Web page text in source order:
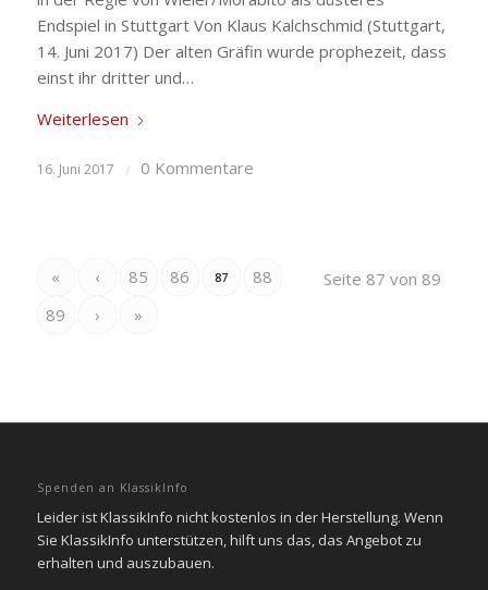
Endspiel in Stuttgart Von Klaus Kalchschmid (Stuttgart,
14. Juni 2017) Der alten Gräfin wurde prophezeit, dass
einst ihr dritter und…
Weiterlesen
16. Juni 2017 / 0 Kommentare
Seite 87 von 89
« ‹ 85 86 87
88
89
› »
Spenden an KlassikInfo
Leider ist KlassikInfo nicht kostenlos in der Herstellung. Wenn
Sie KlassikInfo unterstützen, hilft uns das, das Angebot zu
erhalten und auszubauen.